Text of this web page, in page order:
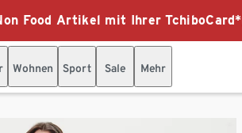
Food Artikel mit Ihrer TchiboCard*
Wohnen Sport Sale Mehr